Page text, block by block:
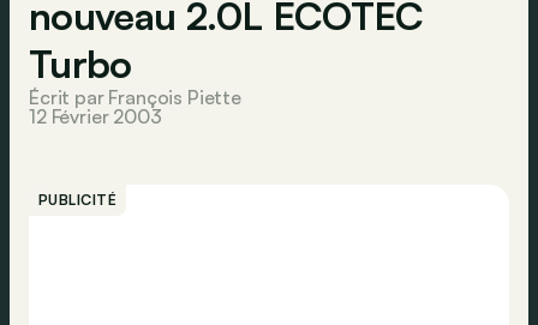
nouveau 2.0L ECOTEC
Turbo
Écrit par François Piette
12 Février 2003
PUBLICITÉ